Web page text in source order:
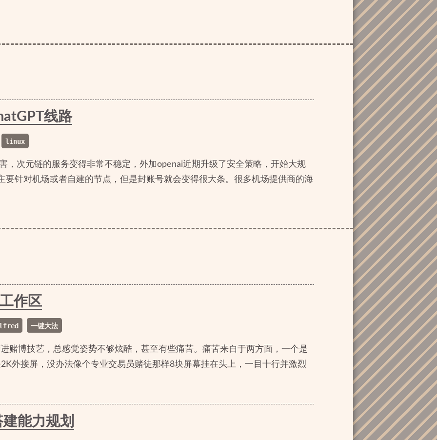
线路
linux
，次元链的服务变得非常不稳定，外加openai近期升级了安全策略，开始大规
要针对机场或者自建的节点，但是封账号就会变得很大条。很多机场提供商的海
作区
一键大法
赌博技艺，总感觉姿势不够炫酷，甚至有些痛苦。痛苦来自于两方面，一个是
外接屏，没办法像个专业交易员赌徒那样8块屏幕挂在头上，一目十行并激烈
能力规划